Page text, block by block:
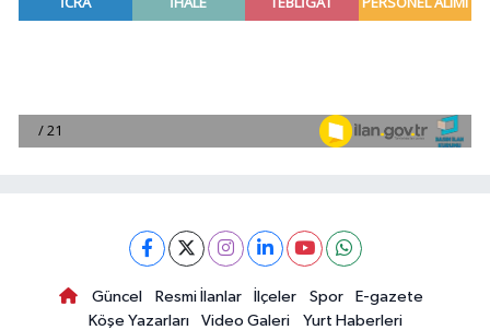
Güncel Resmi İlanlar İlçeler Spor
E-gazete
Köşe Yazarları
Video Galeri Yurt Haberleri